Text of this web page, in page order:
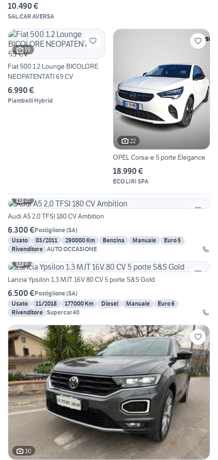
10.490 €
SAL.CAR AVERSA
19
Fiat 500 1.2 Lounge BICOLORE
NEOPATENTATI 69 CV
6.990 €
Piambelli Hybrid
22
OPEL Corsa-e 5 porte Elegance
18.990 €
ECO LIRI SPA
15
Audi A5 2.0 TFSI 180 CV Ambition
6.300 €Postiglione(SA)
Usato
03/2011 290000 Km Benzina Manuale
Euro 5
Rivenditore AUTO OCCASIONE
8
Lancia Ypsilon 1.3 MJT 16V 80 CV 5 porte S&S Gold
6.500 €Postiglione(SA)
Usato
11/2018 177000 Km Diesel Manuale
Euro 6
Rivenditore Supercar40
30